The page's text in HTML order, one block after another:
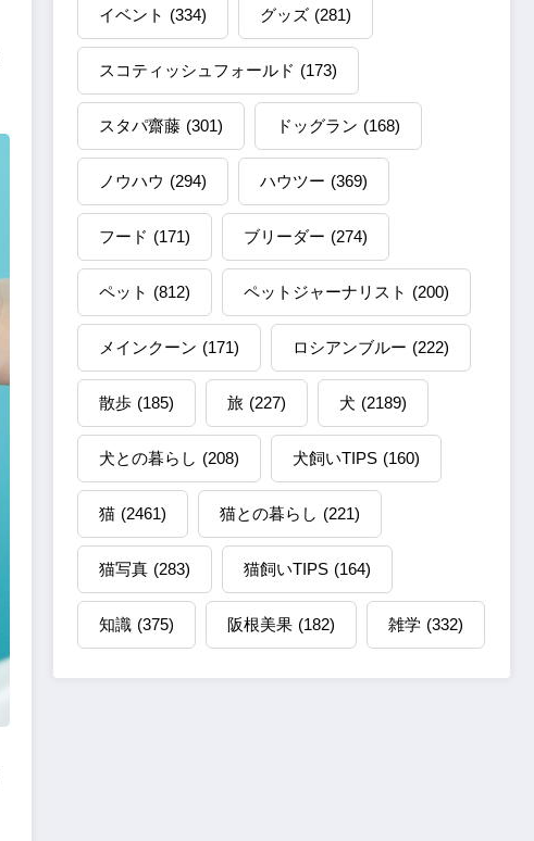
イベント (334) グッズ (281)
スコティッシュフォールド (173)
スタパ齋藤 (301) ドッグラン (168)
ノウハウ (294) ハウツー (369)
フード (171) ブリーダー (274)
ペット (812) ペットジャーナリスト (200)
メインクーン (171) ロシアンブルー (222)
散歩 (185) 旅 (227) 犬 (2189)
犬との暮らし (208) 犬飼いTIPS (160)
猫 (2461) 猫との暮らし (221)
猫写真 (283) 猫飼いTIPS (164)
知識 (375) 阪根美果 (182) 雑学 (332)